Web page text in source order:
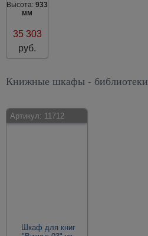
Высота:933
мм
35 303
руб.
Книжные шкафы - библиотеки
Артикул: 11712
Шкаф для книг